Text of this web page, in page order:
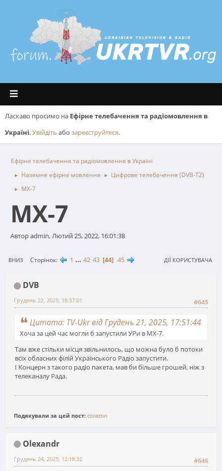
Ласкаво просимо на Ефірне телебачення та радіомовлення в
Україні.Увійдіть або зареєструйтеся.
Ефірне телебачення та радіомовлення в Україні
► Наземне ефірне мовлення ► Цифрове телебачення (DVB-T2)
► МХ-7
МХ-7
Автор admin, Лютий 25, 2022, 16:01:38
ВНИЗ Сторінок 1 ... 42 43 44 45 ДІЇ КОРИСТУВАЧА
DVB
#645
Грудень 22, 2025, 18:37:01
Цитата: TV-Ukr від Грудень 21, 2025, 17:51:44
Хоча за цей час могли б запустили УРи в МХ-7.
Там вже стільки місця звільнилось, що можна було б потоки
всіх обласних філій Українського Радіо запустити.
І Концерн з такого радіо пакета, мав би більше грошей, ніж з
телеканалу Рада.
Подякували за цей пост: corazon
Olexandr
#646
Грудень 24, 2025, 12:18:32